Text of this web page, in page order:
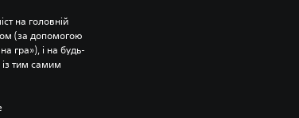
на головній
(за допомогою
гра»), і на будь-
тим самим